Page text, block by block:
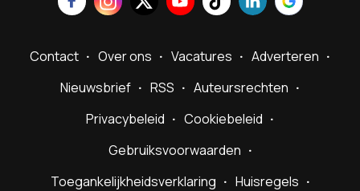
Contact Over ons Vacatures
Adverteren
Nieuwsbrief
RSS
Auteursrechten
Privacybeleid
Cookiebeleid
Gebruiksvoorwaarden
Toegankelijkheidsverklaring
Huisregels